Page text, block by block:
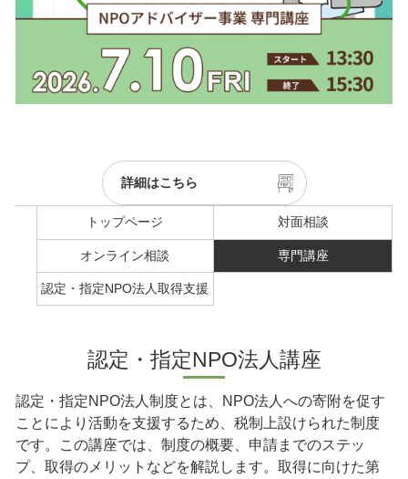
詳細はこちら
トップページ 対面相談
オンライン相談 専門講座
認定・指定NPO法人取得支援
認定・指定NPO法人講座
認定・指定NPO法人制度とは、NPO法人への寄附を促す
ことにより活動を支援するため、税制上設けられた制度
です。この講座では、制度の概要、申請までのステッ
プ、取得のメリットなどを解説します。取得に向けた第